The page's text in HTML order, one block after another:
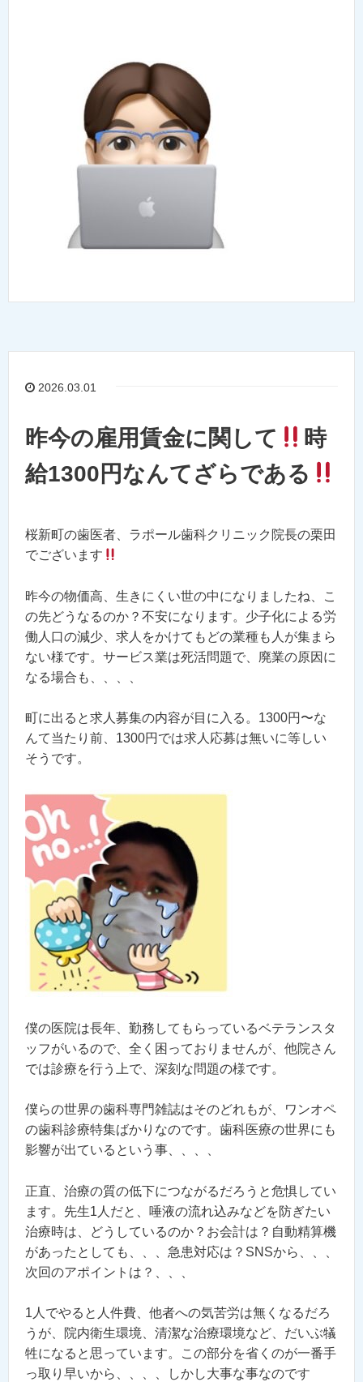
2026.03.01
昨今の雇用賃金に関して
時
給1300円なんてざらである
桜新町の歯医者、ラポール歯科クリニック院長の栗田
でございます
昨今の物価高、生きにくい世の中になりましたね、こ
の先どうなるのか？不安になります。少子化による労
働人口の減少、求人をかけてもどの業種も人が集まら
ない様です。サービス業は死活問題で、廃業の原因に
なる場合も、、、、
町に出ると求人募集の内容が目に入る。1300円 〜な
んて当たり前、1300円では求人応募は無いに等しい
そうです。
僕の医院は長年、勤務してもらっているベテランスタ
ッフがいるので、全く困っておりませんが、他院さん
では診療を行う上で、深刻な問題の様です。
僕らの世界の歯科専門雑誌はそのどれもが、ワンオペ
の歯科診療特集ばかりなのです。歯科医療の世界にも
影響が出ているという事、、、、
正直、治療の質の低下につながるだろうと危惧してい
ます。先生1人だと、唾液の流れ込みなどを防ぎたい
治療時は、どうしているのか？お会計は？自動精算機
があったとしても、、、急患対応は？SNSから、、、
次回のアポイントは？、、、
1人でやると人件費、他者への気苦労は無くなるだろ
うが、院内衛生環境、清潔な治療環境など、だいぶ犠
牲になると思っています。この部分を省くのが一番手
っ取り早いから、、、、しかし大事な事なのです